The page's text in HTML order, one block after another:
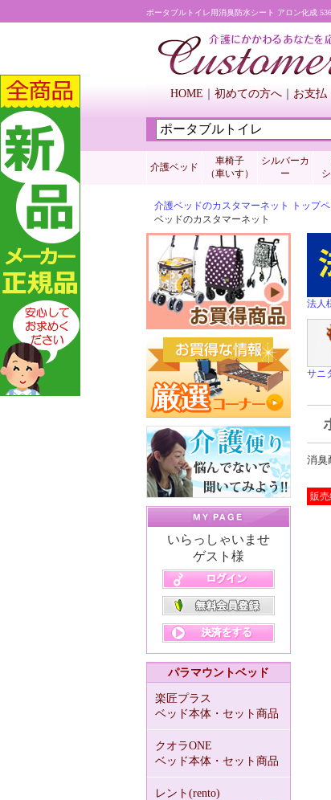
ポータブルトイレ用消臭防水シート アロン化成
HOME 初めての方へ お支払
介護ベッド
車椅子
（車いす）
シルバーカ
ー
介護ベッドのカスタマーネット トップ
ベッドのカスタマーネット
いらっしゃいませ
ゲスト様
パラマウントベッド
楽匠プラス
ベッド本体・セット商品
クオラONE
ベッド本体・セット商品
レント(rento)
法人
サニ
消臭
販売